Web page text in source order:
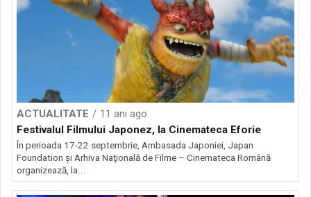
ACTUALITATE
11 ani ago
Festivalul Filmului Japonez, la Cinemateca Eforie
În perioada 17-22 septembrie, Ambasada Japoniei, Japan
Foundation şi Arhiva Naţională de Filme – Cinemateca Română
organizează, la...